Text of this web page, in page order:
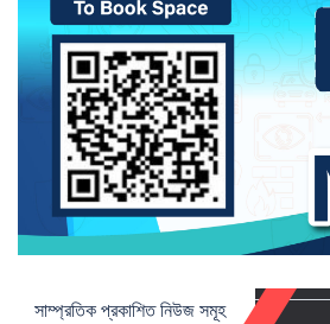
সাম্প্রতিক প্রকাশিত নিউজ সমূহ